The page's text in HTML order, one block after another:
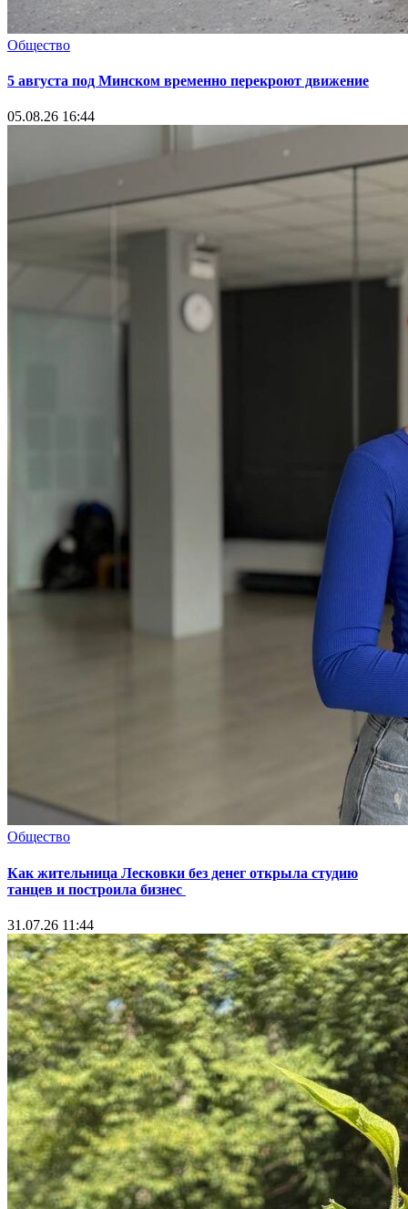
Общество
5 августа под Минском временно перекроют движение
05.08.26 16:44
Общество
Как жительница Лесковки без денег открыла студию
танцев и построила бизнес
31.07.26 11:44